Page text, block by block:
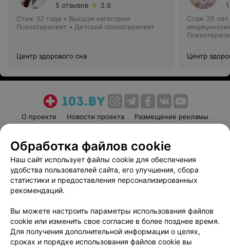
5 отзывов
2.6
Стаж 32 года • Высшая категория
Психотерапевт • Детский психотерапевт
Центр здорового сна
Стаж 26 лет
Центр
О проекте Новости проекта
Размещение рекламы
Пользовательское соглашение
Способы оплаты
Вакансии
Партнеры
Написать руководителю 103.by
Обработка персональных данных
Обработка файлов cookie
Наш сайт использует файлы cookie для обеспечения
удобства пользователей сайта, его улучшения, сбора
статистики и предоставления персонализированных
рекомендаций.
Вы можете настроить параметры использования файлов
cookie или изменить свое согласие в более позднее время.
Для получения дополнительной информации о целях,
сроках и порядке использования файлов cookie вы